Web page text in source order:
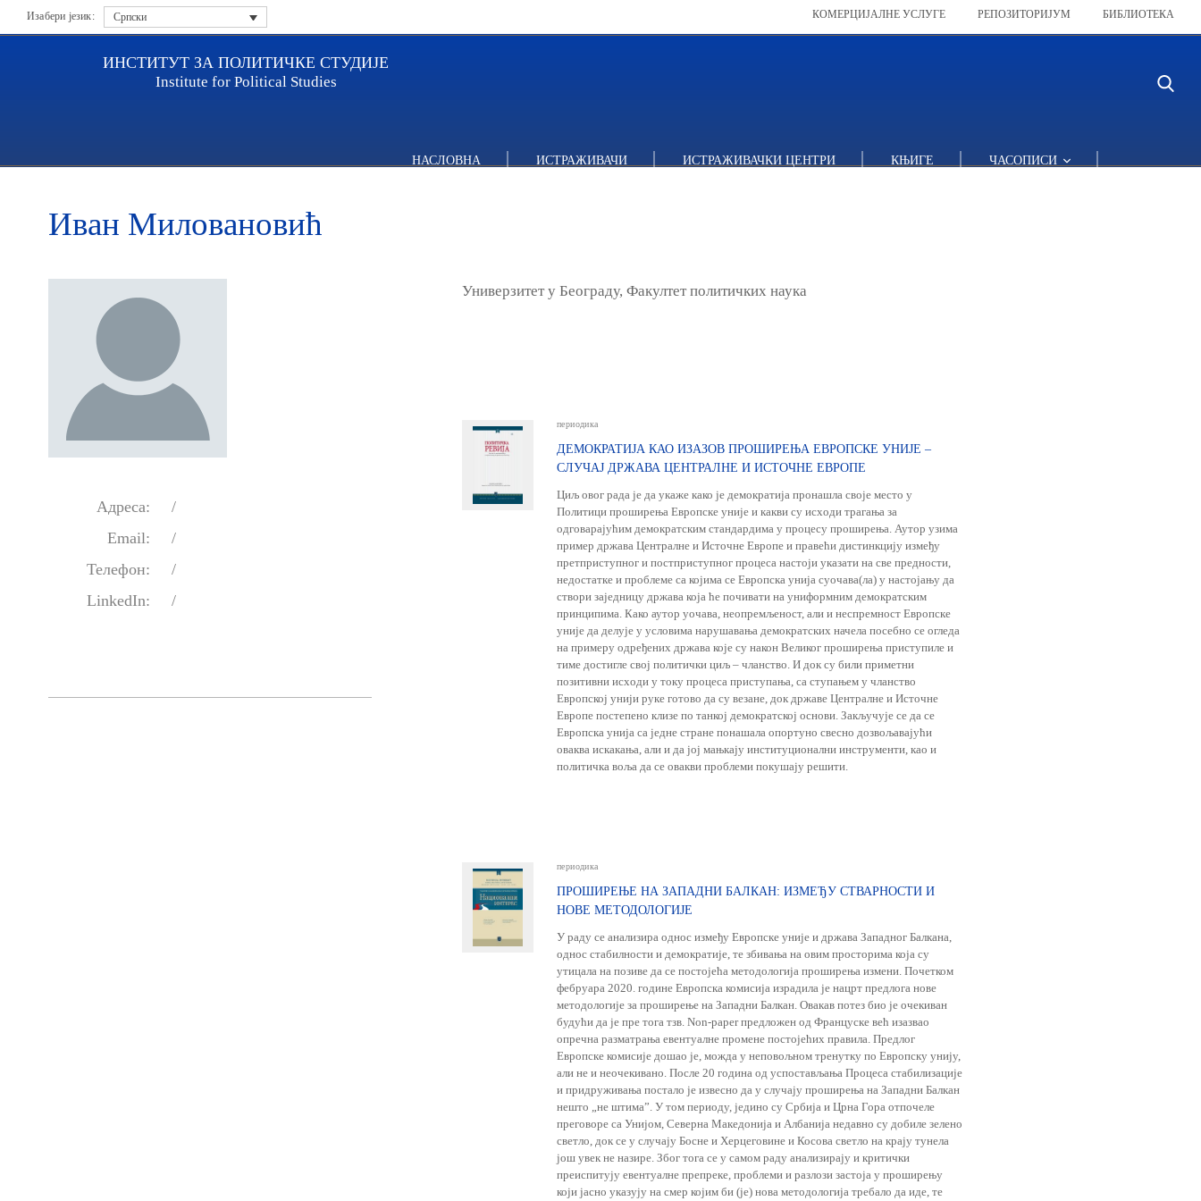
Изабери језик: Српски КОМЕРЦИЈАЛНЕ УСЛУГЕ РЕПОЗИТОРИЈУМ БИБЛИОТЕКА
ИНСТИТУТ ЗА ПОЛИТИЧКЕ СТУДИЈЕ
Institute for Political Studies
НАСЛОВНА ИСТРАЖИВАЧИ ИСТРАЖИВАЧКИ ЦЕНТРИ КЊИГЕ ЧАСОПИСИ
Иван Миловановић
Адреса:
/
Email:
/
Телефон:
/
LinkedIn:
/
Универзитет у Београду, Факултет политичких наука
периодика
ДЕМОКРАТИЈА КАО ИЗАЗОВ ПРОШИРЕЊА ЕВРОПСКЕ УНИЈЕ –
СЛУЧАЈ ДРЖАВА ЦЕНТРАЛНЕ И ИСТОЧНЕ ЕВРОПЕ
Циљ овог рада је да укаже како је демократија пронашла своје место у
Политици проширења Европске уније и какви су исходи трагања за
одговарајућим демократским стандардима у процесу проширења. Аутор узима
пример држава Централне и Источне Европе и правећи дистинкцију између
претприступног и постприступног процеса настоји указати на све предности,
недостатке и проблеме са којима се Европска унија суочава(ла) у настојању да
створи заједницу држава која ће почивати на униформним демократским
принципима. Како аутор уочава, неопремљеност, али и неспремност Европске
уније да делује у условима нарушавања демократских начела посебно се огледа
на примеру одређених држава које су након Великог проширења приступиле и
тиме достигле свој политички циљ – чланство. И док су били приметни
позитивни исходи у току процеса приступања, са ступањем у чланство
Европској унији руке готово да су везане, док државе Централне и Источне
Европе постепено клизе по танкој демократској основи. Закључује се да се
Европска унија са једне стране понашала опортуно свесно дозвољавајући
оваква искакања, али и да јој мањкају институционални инструменти, као и
политичка воља да се овакви проблеми покушају решити.
периодика
ПРОШИРЕЊЕ НА ЗАПАДНИ БАЛКАН: ИЗМЕЂУ СТВАРНОСТИ И
НОВЕ МЕТОДОЛОГИЈЕ
У раду се анализира однос између Европске уније и држава Западног Балкана,
однос стабилности и демократије, те збивања на овим просторима која су
утицала на позиве да се постојећа методологија проширења измени. Почетком
фебруара 2020. године Европска комисија израдила је нацрт предлога нове
методологије за проширење на Западни Балкан. Овакав потез био је очекиван
будући да је пре тога тзв. Non-paper предложен од Француске већ изазвао
опречна разматрања евентуалне промене постојећих правила. Предлог
Европске комисије дошао је, можда у неповољном тренутку по Европску унију,
али не и неочекивано. После 20 година од успостављања Процеса стабилизације
и придруживања постало је извесно да у случају проширења на Западни Балкан
нешто „не штима”. У том периоду, једино су Србија и Црна Гора отпочеле
преговоре са Унијом, Северна Македонија и Албанија недавно су добиле зелено
светло, док се у случају Босне и Херцеговине и Косова светло на крају тунела
још увек не назире. Због тога се у самом раду анализирају и критички
преиспитују евентуалне препреке, проблеми и разлози застоја у проширењу
који јасно указују на смер којим би (је) нова методологија требало да иде, те